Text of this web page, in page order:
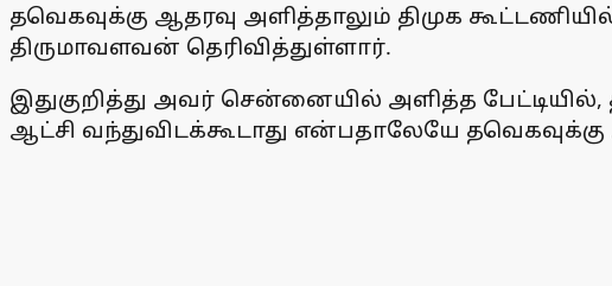
தவெகவுக்கு ஆதரவு அளித்தாலும் திமுக
திருமாவளவன் தெரிவித்துள்ளார்.
இதுகுறித்து அவர் சென்னையில் அளித்த பேட்டியில்,
ஆட்சி வந்துவிடக்கூடாது என்பதாலேயே